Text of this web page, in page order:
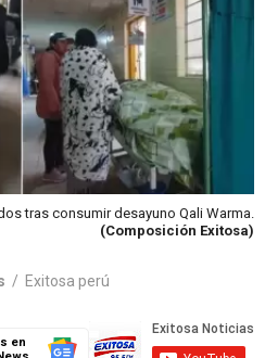
tras consumir desayuno Qali Warma.
(Composición Exitosa)
/ Exitosa perú
en